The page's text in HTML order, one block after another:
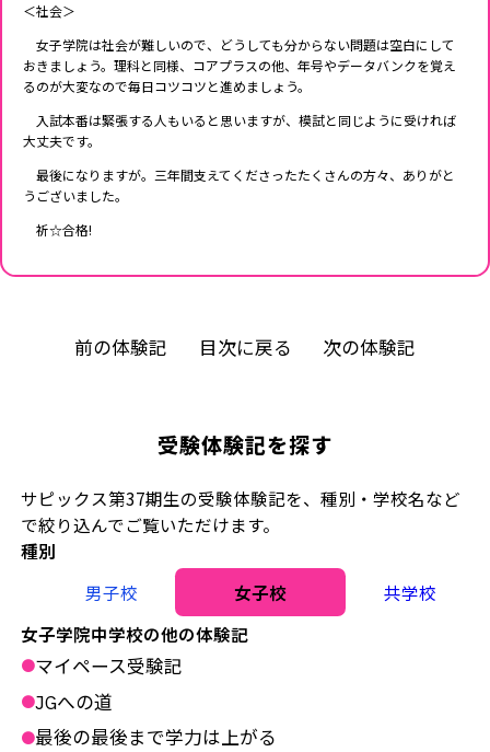
受験体験記を探す
サピックス第37期生の受験体験記を、種別・学校名など
で絞り込んでご覧いただけます。
種別
男子校
女子校
共学校
女子学院中学校の他の体験記
●マイペース受験記
●JGへの道
●最後の最後まで学力は上がる
＜社会＞
女子学院は社会が難しいので、どうしても分からない問題は空白にして
おきましょう。理科と同様、コアプラスの他、年号やデータバンクを覚え
るのが大変なので毎日コツコツと進めましょう。
入試本番は緊張する人もいると思いますが、模試と同じように受ければ
大丈夫です。
最後になりますが。三年間支えてくださったたくさんの方々、ありがと
うございました。
祈☆合格!
前の体験記 目次に戻る 次の体験記